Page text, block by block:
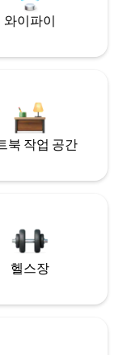
와이파이
북 작업 공간
헬스장